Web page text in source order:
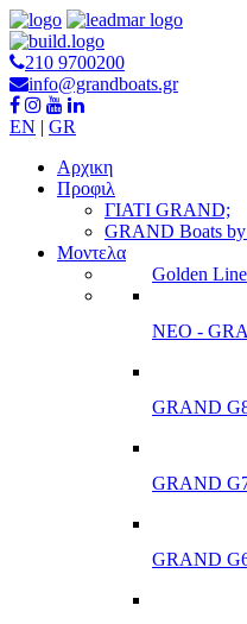
210 9700200
info@grandboats.gr
EN | GR
Αρχικη
Προφιλ
ΓΙΑΤΙ GRAND;
GRAND Boats
Μοντελα
Golden Line
ΝΕΟ -
GRAND
GRAND
GRAND